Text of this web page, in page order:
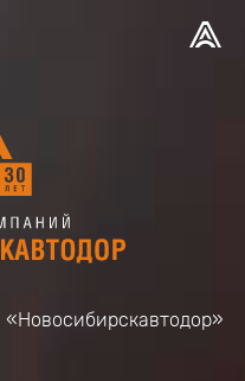
«Новосибирскавтодор»